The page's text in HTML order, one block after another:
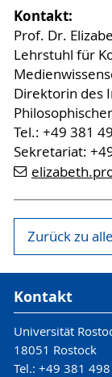
Kontakt:
Prof. Dr.
Lehrstuhl für
Direktorin des
Tel.: +49 381
Sekretariat:
Zurück zu
Kontakt
Universität
18051 Rostock
Tel.: +49 381